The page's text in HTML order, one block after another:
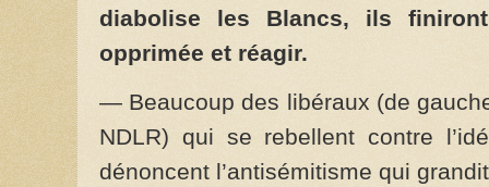
diabolise les Blancs, ils
opprimée et réagir.
— Beaucoup des libéraux (de
NDLR) qui se rebellent contre
dénoncent l’antisémitisme qui